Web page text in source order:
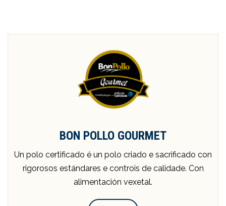
BON POLLO GOURMET
Un polo certificado é un polo criado e sacrificado con
rigorosos estándares e controis de calidade. Con
alimentación vexetal.